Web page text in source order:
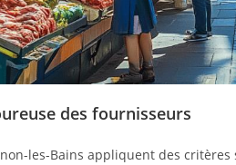
des fournisseurs
les-Bains appliquent des